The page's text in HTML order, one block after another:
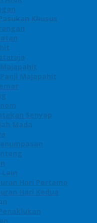
Khusus
Majapahit
Senyap
Mada
Lain
Hari Pertama
Hari Kedua